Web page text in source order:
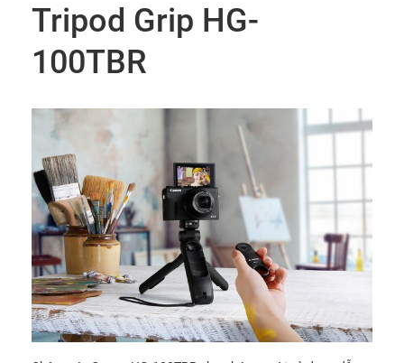
Tripod Grip HG-
100TBR